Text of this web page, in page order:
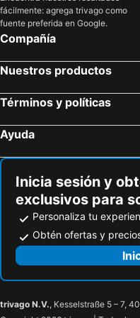
fácilmente: agrega trivago como
fuente preferida en Google.
Compañía
Nuestros productos
Términos y políticas
Ayuda
Inicia sesión y
exclusivos para
Personaliza tu
Obtén ofertas y
trivago N.V., Kesselstraße 5 – 7,